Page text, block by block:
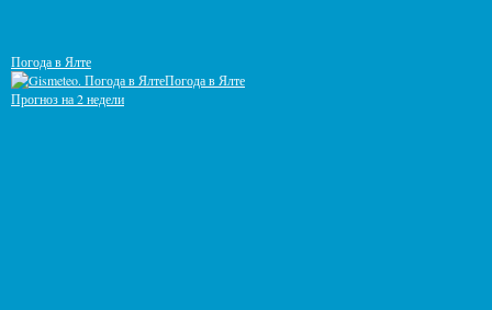
Погода в Ялте
Погода в Ялте
Прогноз на 2 недели